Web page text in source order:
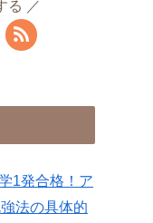
る
1発合格！ア
法の具体的